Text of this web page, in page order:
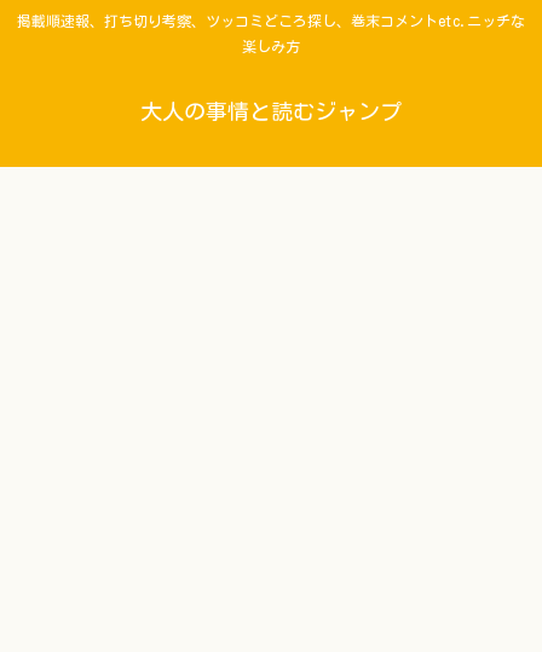
掲載順速報、打ち切り考察、ツッコミどころ探し、巻末コメントetc.ニッチな
楽しみ方
大人の事情と読むジャンプ